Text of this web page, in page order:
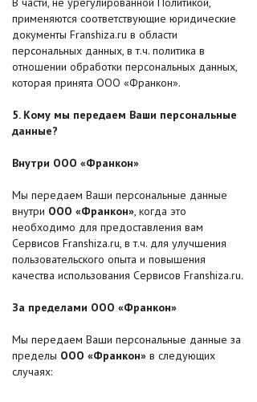
применяются соответствующие юридические
документы Franshiza.ru в области
персональных данных, в т.ч. политика в
отношении обработки персональных данных,
которая принята ООО «Франкон».
5. Кому мы передаем Ваши персональные
данные?
Внутри OOO «Франкон»
Мы передаем Ваши персональные данные
внутри OOO «Франкон», когда это
необходимо для предоставления вам
Сервисов Franshiza.ru, в т.ч. для улучшения
пользовательского опыта и повышения
качества использования Сервисов Franshiza.ru.
За пределами OOO «Франкон»
Мы передаем Ваши персональные данные за
пределы OOO «Франкон» в следующих
случаях: